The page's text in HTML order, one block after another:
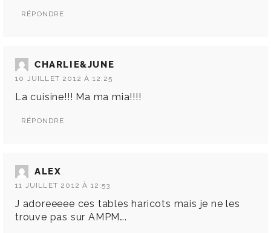
RÉPONDRE
CHARLIE&JUNE
10 JUILLET 2012 À 12:25
La cuisine!!! Ma ma mia!!!!
RÉPONDRE
ALEX
11 JUILLET 2012 À 12:53
J adoreeeee ces tables haricots mais je ne les
trouve pas sur AMPM….